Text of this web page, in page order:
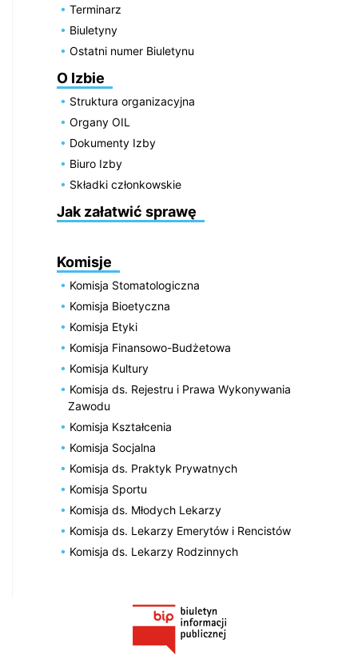
Terminarz
Biuletyny
Ostatni numer Biuletynu
O Izbie
Struktura organizacyjna
Organy OIL
Dokumenty Izby
Biuro Izby
Składki członkowskie
Jak załatwić sprawę
Komisje
Komisja Stomatologiczna
Komisja Bioetyczna
Komisja Etyki
Komisja Finansowo-Budżetowa
Komisja Kultury
Komisja ds. Rejestru i Prawa Wykonywania
Zawodu
Komisja Kształcenia
Komisja Socjalna
Komisja ds. Praktyk Prywatnych
Komisja Sportu
Komisja ds. Młodych Lekarzy
Komisja ds. Lekarzy Emerytów i Rencistów
Komisja ds. Lekarzy Rodzinnych